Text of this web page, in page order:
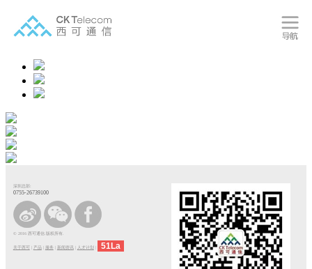
深圳总部:
0755-26739100
© 2016 西可通信.版权所有.
关于西可 产品| 服务 新闻资讯 人才计划 51La